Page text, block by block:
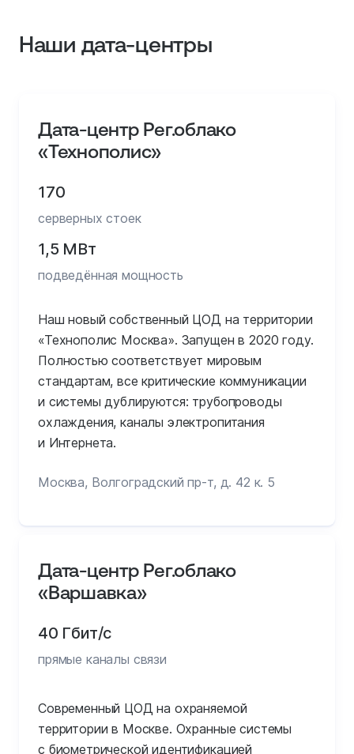
Наши дата‑центры
Дата-центр Рег.облако
«Технополис»
170
серверных стоек
1,5 МВт
подведённая мощность
Наш новый собственный ЦОД на территории
«Технополис Москва». Запущен в 2020 году.
Полностью соответствует мировым
стандартам, все критические коммуникации
и системы дублируются: трубопроводы
охлаждения, каналы электропитания
и Интернета.
Москва, Волгоградский пр-т, д. 42 к. 5
Дата-центр Рег.облако
«Варшавка»
40 Гбит/с
прямые каналы связи
Современный ЦОД на охраняемой
территории в Москве. Охранные системы
с биометрической идентификацией